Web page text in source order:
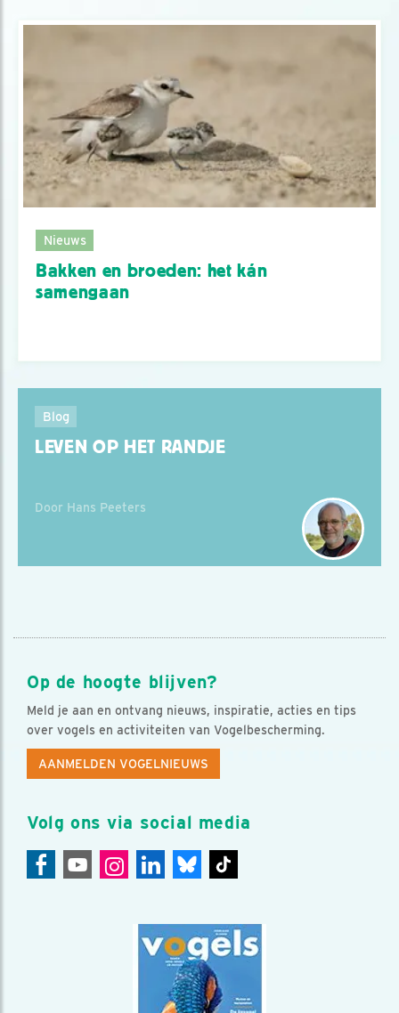
Nieuws
Bakken en broeden: het kán
samengaan
Blog
LEVEN OP HET RANDJE
Door Hans Peeters
Op de hoogte blijven?
Meld je aan en ontvang nieuws, inspiratie, acties en tips
over vogels en activiteiten van Vogelbescherming.
AANMELDEN VOGELNIEUWS
Volg ons via social media